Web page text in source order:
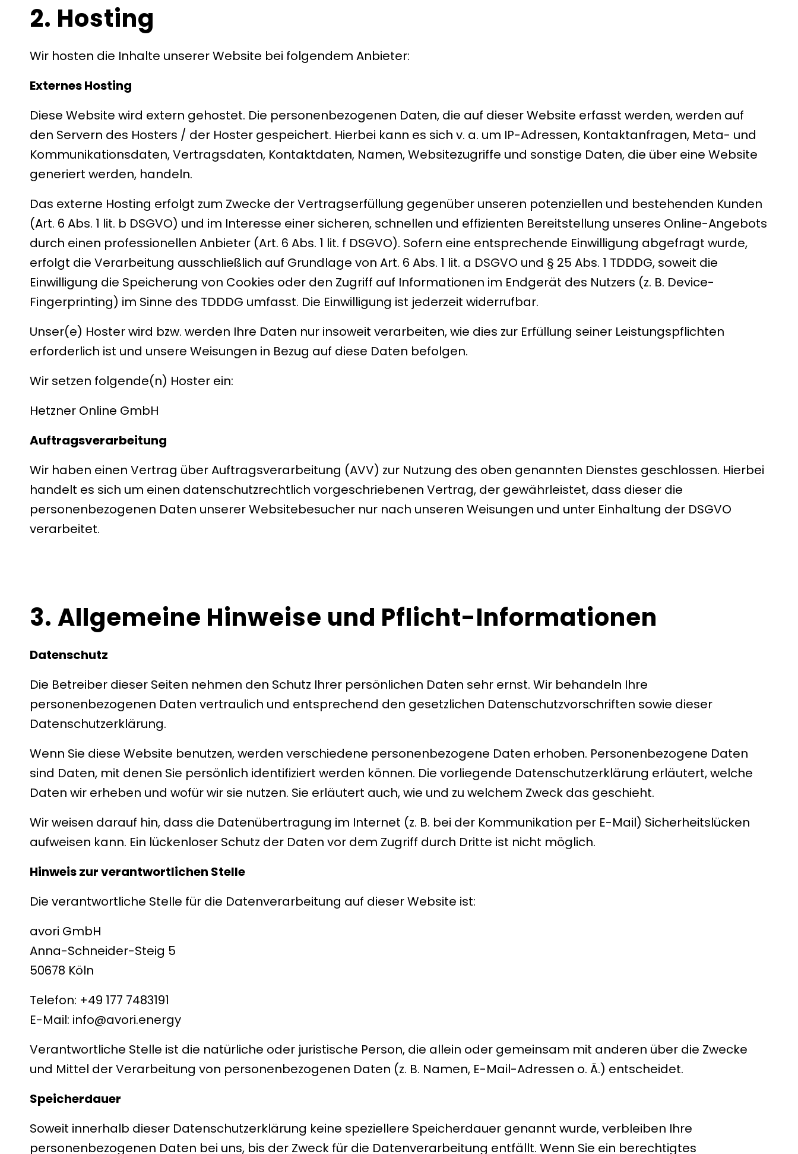
2. Hosting
Wir hosten die Inhalte unserer Website bei folgendem Anbieter:
Externes Hosting
Diese Website wird extern gehostet. Die personenbezogenen Daten, die auf dieser Website erfasst werden, werden auf
den Servern des Hosters / der Hoster gespeichert. Hierbei kann es sich v. a. um IP-Adressen, Kontaktanfragen, Meta- und
Kommunikationsdaten, Vertragsdaten, Kontaktdaten, Namen, Websitezugriffe und sonstige Daten, die über eine Website
generiert werden, handeln.
Das externe Hosting erfolgt zum Zwecke der Vertragserfüllung gegenüber unseren potenziellen und bestehenden Kunden
(Art. 6 Abs. 1 lit. b DSGVO) und im Interesse einer sicheren, schnellen und effizienten Bereitstellung unseres Online-Angebots
durch einen professionellen Anbieter (Art. 6 Abs. 1 lit. f DSGVO). Sofern eine entsprechende Einwilligung abgefragt wurde,
erfolgt die Verarbeitung ausschließlich auf Grundlage von Art. 6 Abs. 1 lit. a DSGVO und § 25 Abs. 1 TDDDG, soweit die
Einwilligung die Speicherung von Cookies oder den Zugriff auf Informationen im Endgerät des Nutzers (z. B. Device-
Fingerprinting) im Sinne des TDDDG umfasst. Die Einwilligung ist jederzeit widerrufbar.
Unser(e) Hoster wird bzw. werden Ihre Daten nur insoweit verarbeiten, wie dies zur Erfüllung seiner Leistungspflichten
erforderlich ist und unsere Weisungen in Bezug auf diese Daten befolgen.
Wir setzen folgende(n) Hoster ein:
Hetzner Online GmbH
Auftragsverarbeitung
Wir haben einen Vertrag über Auftragsverarbeitung (AVV) zur Nutzung des oben genannten Dienstes geschlossen. Hierbei
handelt es sich um einen datenschutzrechtlich vorgeschriebenen Vertrag, der gewährleistet, dass dieser die
personenbezogenen Daten unserer Websitebesucher nur nach unseren Weisungen und unter Einhaltung der DSGVO
verarbeitet.
3. Allgemeine Hinweise und Pflicht-Informationen
Datenschutz
Die Betreiber dieser Seiten nehmen den Schutz Ihrer persönlichen Daten sehr ernst. Wir behandeln Ihre
personenbezogenen Daten vertraulich und entsprechend den gesetzlichen Datenschutzvorschriften sowie dieser
Datenschutzerklärung.
Wenn Sie diese Website benutzen, werden verschiedene personenbezogene Daten erhoben. Personenbezogene Daten
sind Daten, mit denen Sie persönlich identifiziert werden können. Die vorliegende Datenschutzerklärung erläutert, welche
Daten wir erheben und wofür wir sie nutzen. Sie erläutert auch, wie und zu welchem Zweck das geschieht.
Wir weisen darauf hin, dass die Datenübertragung im Internet (z. B. bei der Kommunikation per E-Mail) Sicherheitslücken
aufweisen kann. Ein lückenloser Schutz der Daten vor dem Zugriff durch Dritte ist nicht möglich.
Hinweis zur verantwortlichen Stelle
Die verantwortliche Stelle für die Datenverarbeitung auf dieser Website ist:
avori GmbH
Anna-Schneider-Steig 5
50678 Köln
Telefon: +49 177 7483191
E-Mail: info@avori.energy
Verantwortliche Stelle ist die natürliche oder juristische Person, die allein oder gemeinsam mit anderen über die Zwecke
und Mittel der Verarbeitung von personenbezogenen Daten (z. B. Namen, E-Mail-Adressen o. Ä.) entscheidet.
Speicherdauer
Soweit innerhalb dieser Datenschutzerklärung keine speziellere Speicherdauer genannt wurde, verbleiben Ihre
personenbezogenen Daten bei uns, bis der Zweck für die Datenverarbeitung entfällt. Wenn Sie ein berechtigtes